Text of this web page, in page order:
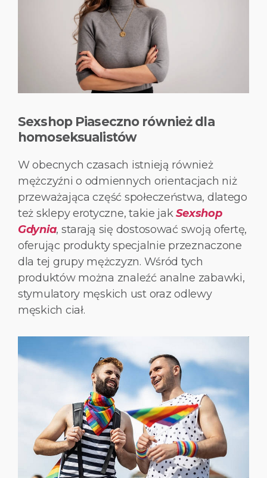
Sexshop Piaseczno również dla
homoseksualistów
W obecnych czasach istnieją również
mężczyźni o odmiennych orientacjach niż
przeważająca część społeczeństwa, dlatego
też sklepy erotyczne, takie jakSexshop
Gdynia, starają się dostosować swoją ofertę,
oferując produkty specjalnie przeznaczone
dla tej grupy mężczyzn. Wśród tych
produktów można znaleźć analne zabawki,
stymulatory męskich ust oraz odlewy
męskich ciał.